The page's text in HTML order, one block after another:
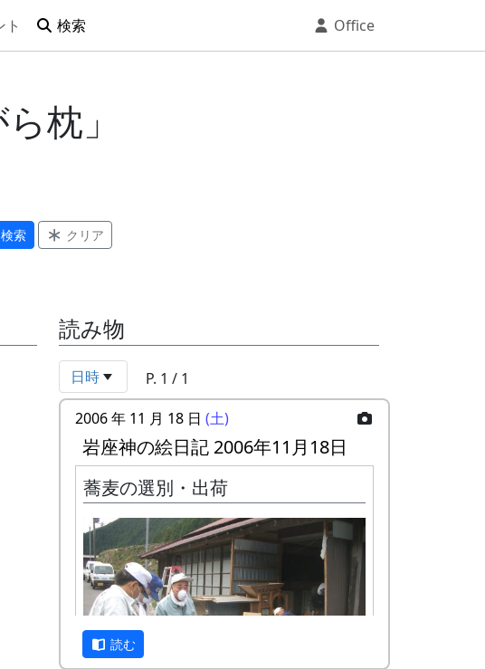
ト 検索 Office
枕」
検索 クリア
読み物
日時
P. 1 / 1
2006 年 11 月 18 日 (土)
岩座神の絵日記 2006年11月18日
蕎麦の選別・出荷
読む